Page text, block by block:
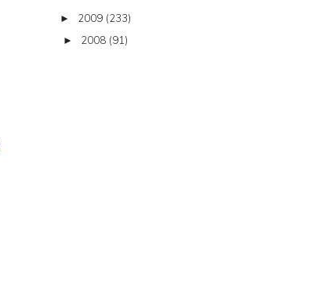
► 2009 (233)
► 2008 (91)